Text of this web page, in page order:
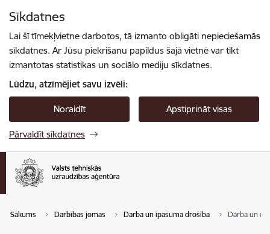
Sīkdatnes
Lai šī tīmekļvietne darbotos, tā izmanto obligāti nepieciešamās
sīkdatnes. Ar Jūsu piekrišanu papildus šajā vietnē var tikt
izmantotas statistikas un sociālo mediju sīkdatnes.
Lūdzu, atzīmējiet savu izvēli:
Noraidīt Apstiprināt visas
Pārvaldīt sīkdatnes
Sākums Darbības jomas Darba un īpašuma drošība Darba un